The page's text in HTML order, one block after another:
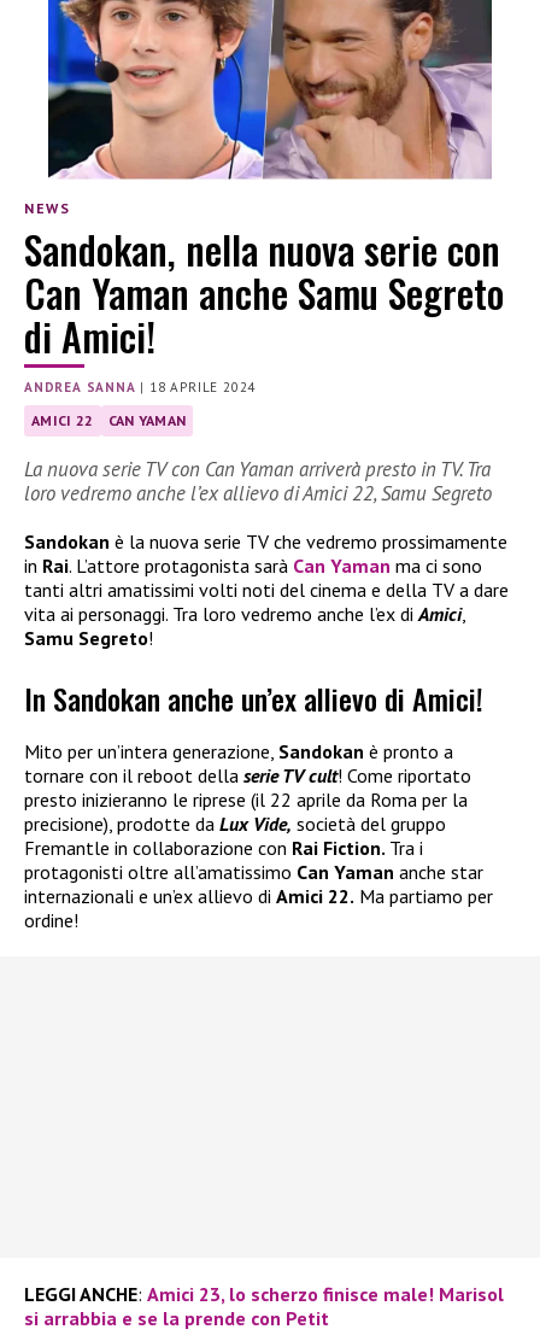
NEWS
Sandokan, nella nuova serie con
Can Yaman anche Samu Segreto
di Amici!
ANDREA SANNA | 18 APRILE 2024
AMICI 22 CAN YAMAN
La nuova serie TV con Can Yaman arriverà presto in TV. Tra
loro vedremo anche l’ex allievo di Amici 22, Samu Segreto
Sandokan è la nuova serie TV che vedremo prossimamente
in Rai. L’attore protagonista sarà Can Yaman ma ci sono
tanti altri amatissimi volti noti del cinema e della TV a dare
vita ai personaggi. Tra loro vedremo anche l’ex di Amici,
Samu Segreto!
In Sandokan anche un’ex allievo di Amici!
Mito per un’intera generazione, Sandokan è pronto a
tornare con il reboot della serie TV cult! Come riportato
presto inizieranno le riprese (il 22 aprile da Roma per la
precisione), prodotte da Lux Vide, società del gruppo
Fremantle in collaborazione con Rai Fiction. Tra i
protagonisti oltre all’amatissimo Can Yaman anche star
internazionali e un’ex allievo di Amici 22. Ma partiamo per
ordine!
LEGGI ANCHE: Amici 23, lo scherzo finisce male! Marisol
si arrabbia e se la prende con Petit